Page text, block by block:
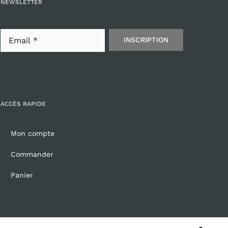
NEWSLETTER
INSCRIPTION
ACCÈS RAPIDE
Mon compte
Commander
Panier